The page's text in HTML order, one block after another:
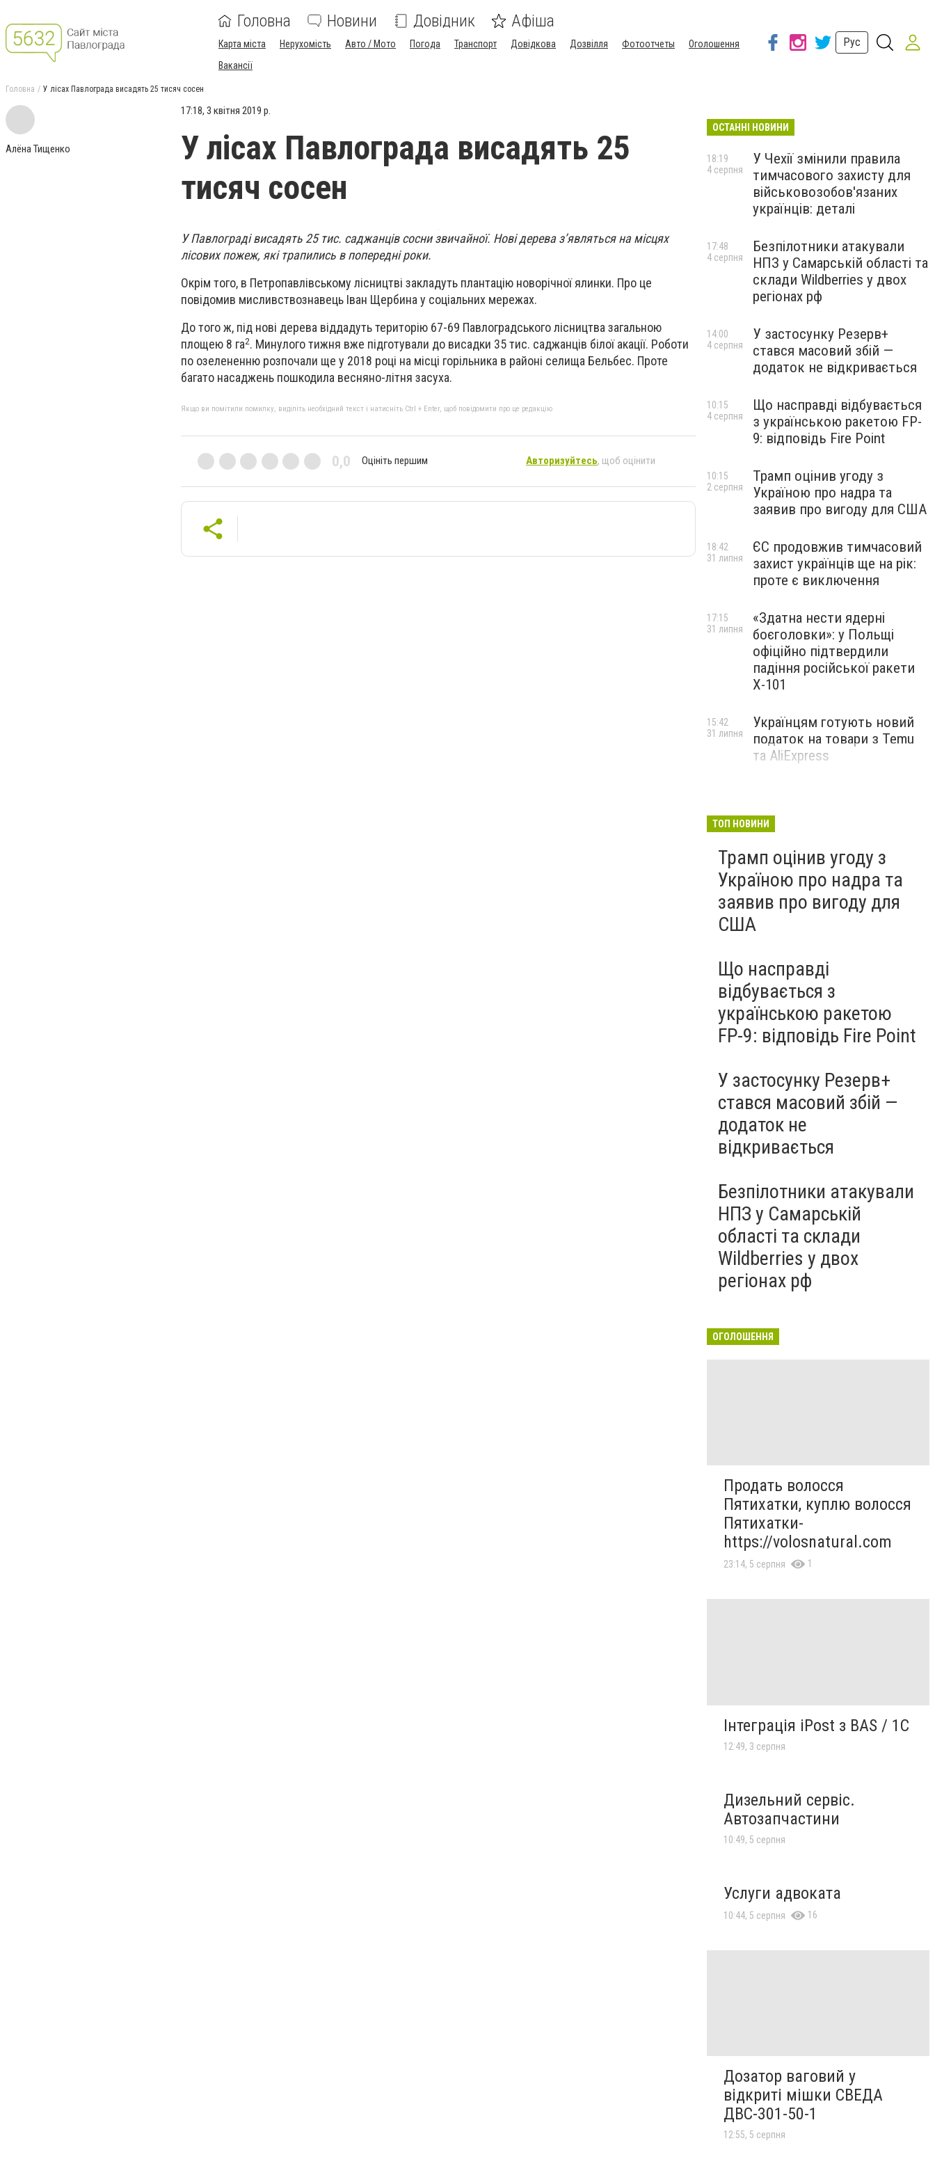
Головна Новини Довідник Афіша
Карта міста Нерухомість Авто / Мото Погода Транспорт Довідкова Дозвілля Фотоотчеты
Оголошення
Вакансії
Рус
Головна У лісах Павлограда висадять 25 тисяч сосен
Алёна Тищенко
17:18, 3 квітня 2019 р.
У лісах Павлограда висадять 25
тисяч сосен
У Павлограді висадять 25 тис. саджанців сосни звичайної. Нові дерева з’являться на місцях
лісових пожеж, які трапились в попередні роки.
Окрім того, в Петропавлівському лісництві закладуть плантацію новорічної ялинки. Про це
повідомив мисливствознавець Іван Щербина у соціальних мережах.
До того ж, під нові дерева віддадуть територію 67-69 Павлоградського лісництва загальною
площею 8 га2. Минулого тижня вже підготували до висадки 35 тис. саджанців білої акації. Роботи
по озелененню розпочали ще у 2018 році на місці горільника в районі селища Бельбес. Проте
багато насаджень пошкодила весняно-літня засуха.
Якщо ви помітили помилку, виділіть необхідний текст і натисніть Ctrl + Enter, щоб повідомити про це редакцію
0,0 Оцініть першим Авторизуйтесь, щоб оцінити
ОСТАННІ НОВИНИ
У Чехії змінили правила
тимчасового захисту для
військовозобов'язаних
українців: деталі
18:19
4 серпня
Безпілотники атакували
НПЗ у Самарській області та
склади Wildberries у двох
регіонах рф
17:48
4 серпня
У застосунку Резерв+
стався масовий збій —
додаток не відкривається
14:00
4 серпня
Що насправді відбувається
з українською ракетою FP-
9: відповідь Fire Point
10:15
4 серпня
Трамп оцінив угоду з
Україною про надра та
заявив про вигоду для США
10:15
2 серпня
ЄС продовжив тимчасовий
захист українців ще на рік:
проте є виключення
18:42
31 липня
«Здатна нести ядерні
боєголовки»: у Польщі
офіційно підтвердили
падіння російської ракети
Х-101
17:15
31 липня
Українцям готують новий
податок на товари з Temu
та AliExpress
15:42
31 липня
ТОП НОВИНИ
Трамп оцінив угоду з
Україною про надра та
заявив про вигоду для
США
Що насправді
відбувається з
українською ракетою
FP-9: відповідь Fire Point
У застосунку Резерв+
стався масовий збій —
додаток не
відкривається
Безпілотники атакували
НПЗ у Самарській
області та склади
Wildberries у двох
регіонах рф
ОГОЛОШЕННЯ
Продать волосся
Пятихатки, куплю волосся
Пятихатки-
https://volosnatural.com
23:14, 5 серпня 1
Інтеграція iPost з BAS / 1С
12:49, 3 серпня
Дизельний сервіс.
Автозапчастини
10:49, 5 серпня
Услуги адвоката
10:44, 5 серпня 16
Дозатор ваговий у
відкриті мішки СВЕДА
ДВС-301-50-1
12:55, 5 серпня